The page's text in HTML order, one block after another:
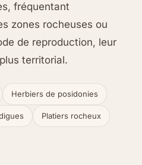
fréquentant
zones rocheuses ou
de reproduction, leur
territorial.
Herbiers de posidonies
Platiers rocheux